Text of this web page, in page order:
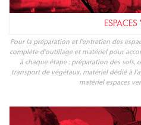
ESPACES
Pour la préparation et l'entretien des
complète d'outillage et matériel pour
à chaque étape : préparation des sols,
transport de végétaux, matériel dédié à
matériel espaces